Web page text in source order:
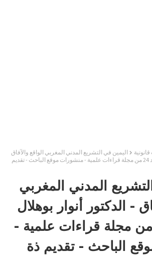
اليمين في التشريع المدني المغربي الواقع والآفاق
- الدكتور أنوار بوهلال - العدد 24 من مجلة قراءات علمية - منشورات موقع الباحث - تقديم
المدني المغربي
- الدكتور أنوار بوهلال
- العدد 24 من مجلة قراءات علمية -
الباحث - تقديم ذة